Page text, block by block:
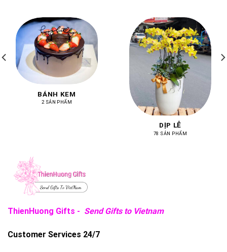
BÁNH KEM
2 SẢN PHẨM
DỊP LỄ
78 SẢN PHẨM
ThienHuong Gifts - Send Gifts to Vietnam
Customer Services 24/7